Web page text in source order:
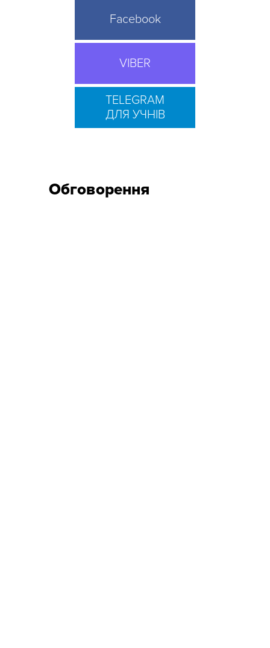
Facebook
VIBER
TELEGRAM
ДЛЯ УЧНІВ
Обговорення